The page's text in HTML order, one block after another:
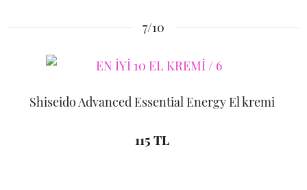
7/10
Shiseido Advanced Essential Energy El kremi
115 TL